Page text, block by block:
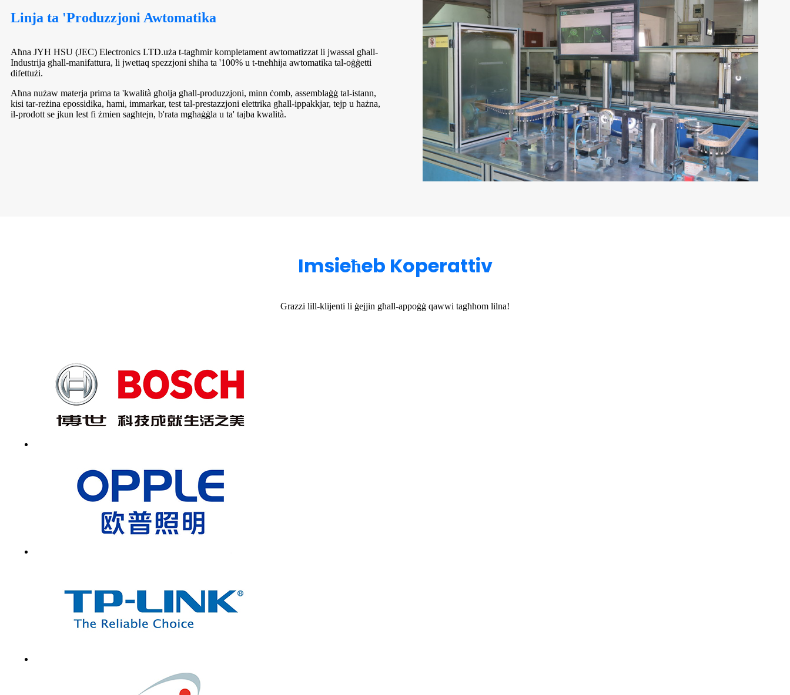
Linja ta 'Produzzjoni Awtomatika
Aħna JYH HSU (JEC) Electronics LTD.uża t-tagħmir kompletament awtomatizzat li jwassal għall-
Industrija għall-manifattura, li jwettaq spezzjoni sħiħa ta '100% u t-tneħħija awtomatika tal-oġġetti
difettużi.
Aħna nużaw materja prima ta 'kwalità għolja għall-produzzjoni, minn ċomb, assemblaġġ tal-istann,
kisi tar-reżina epossidika, ħami, immarkar, test tal-prestazzjoni elettrika għall-ippakkjar, tejp u ħażna,
il-prodott se jkun lest fi żmien sagħtejn, b'rata mgħaġġla u ta' tajba kwalità.
Imsieħeb Koperattiv
Grazzi lill-klijenti li ġejjin għall-appoġġ qawwi tagħhom lilna!